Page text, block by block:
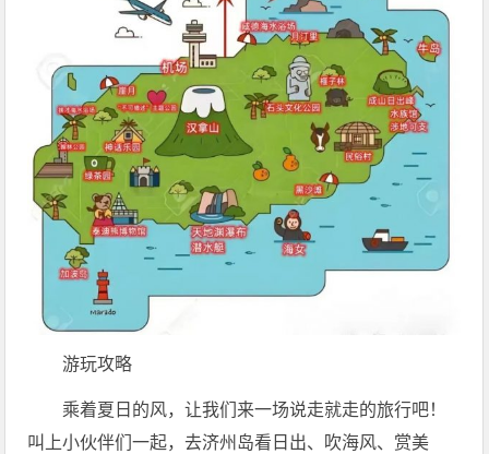
游玩攻略
乘着夏日的风，让我们来一场说走就走的旅行吧！
叫上小伙伴们一起，去济州岛看日出、吹海风、赏美